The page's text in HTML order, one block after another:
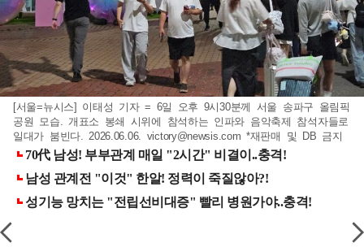
[서울=뉴시스] 이태성 기자 = 6일 오후 9시30분께 서울 송파구 올림픽
공원 모습. 개표소 봉쇄 시위에 참석하는 인파와 음악축제 참석자들로
일대가 붐빈다. 2026.06.06. victory@newsis.com *재판매 및 DB 금지